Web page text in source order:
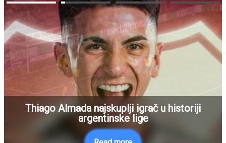
Thiago Almada najskuplji igrač u historiji
argentinske lige